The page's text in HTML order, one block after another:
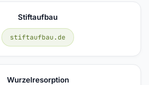
Stiftaufbau
stiftaufbau.de
Wurzelresorption